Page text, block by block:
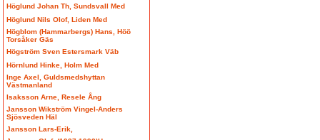
Höglund Johan Th, Sundsvall Med
Höglund Nils Olof, Liden Med
Högblom (Hammarbergs) Hans, Höö
Torsåker Gäs
Högström Sven Estersmark Väb
Hörnlund Hinke, Holm Med
Inge Axel, Guldsmedshyttan
Västmanland
Isaksson Arne, Resele Ång
Jansson Wikström Vingel-Anders
Sjösveden Häl
Jansson Lars-Erik,